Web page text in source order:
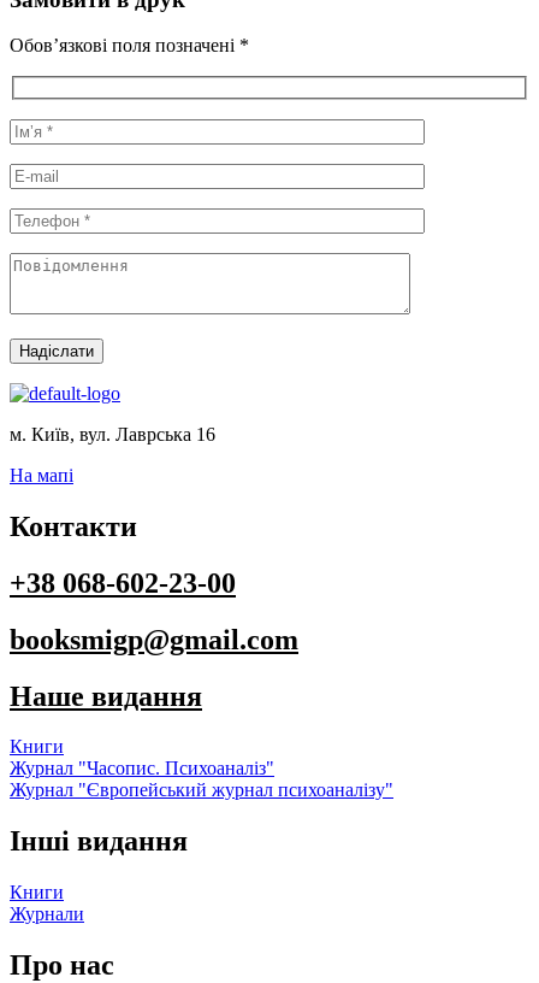
Обов’язкові поля позначені *
Надіслати
м. Київ, вул. Лаврська 16
На мапі
Контакти
+38 068-602-23-00
booksmigp@gmail.com
Наше видання
Книги
Журнал "Часопис. Психоаналіз"
Журнал "Європейський журнал психоаналізу"
Інші видання
Книги
Журнали
Про нас